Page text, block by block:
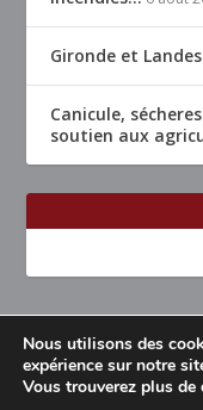
Gironde et
Canicule,
soutien aux
Conçu parElegant
Accueil
Nous utilisons des
expérience sur notre
Vous trouverez plus